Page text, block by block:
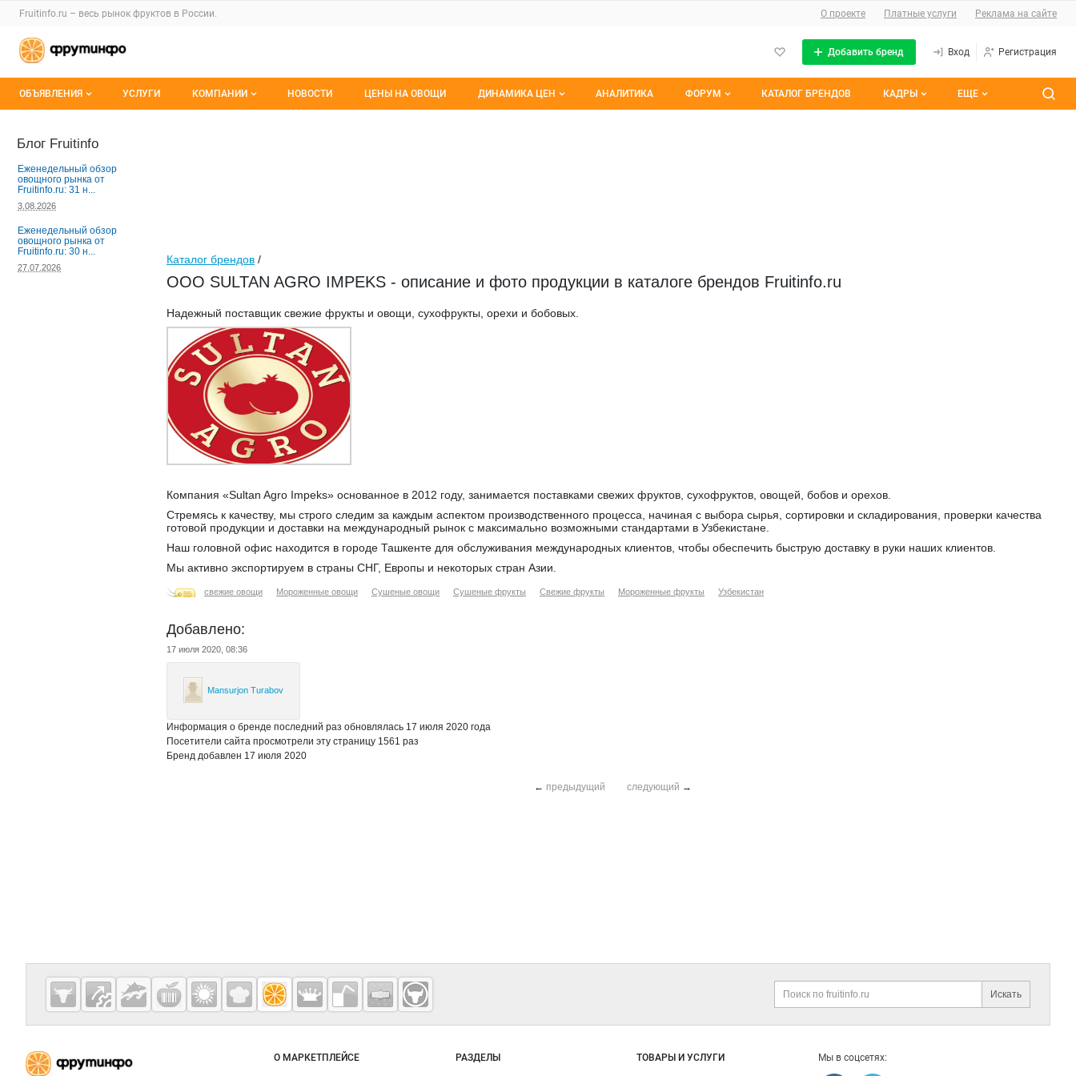
Раздел навигации по сайту fruitinfo.ru
Fruitinfo.ru – весь рынок фруктов в России. О сайте
О проекте Платные услуги Реклама на сайте
Авторизация и меню пользователя
Добавить бренд Вход Регистрация
Навигация по разделам сайта fruitinfo.ru
ОБЪЯВЛЕНИЯ
Мои объявления
УСЛУГИ КОМПАНИИ НОВОСТИ ЦЕНЫ НА ОВОЩИ ДИНАМИКА ЦЕН АНАЛИТИКА ФОРУМ КАТАЛОГ БРЕНДОВ КАДРЫ ЕЩЕ
Каталог брендов /
OOO SULTAN AGRO IMPEKS - описание и фото продукции в каталоге брендов Fruitinfo.ru
Надежный поставщик свежие фрукты и овощи, сухофрукты, орехи и бобовых.
Компания «Sultan Agro Impeks» основанное в 2012 году, занимается поставками свежих фруктов, сухофруктов, овощей, бобов и орехов.
Стремясь к качеству, мы строго следим за каждым аспектом производственного процесса, начиная с выбора сырья, сортировки и складирования, проверки качества
готовой продукции и доставки на международный рынок с максимально возможными стандартами в Узбекистане.
Наш головной офис находится в городе Ташкенте для обслуживания международных клиентов, чтобы обеспечить быструю доставку в руки наших клиентов.
Мы активно экспортируем в страны СНГ, Европы и некоторых стран Азии.
свежие овощи Мороженные овощи Сушеные овощи Сушеные фрукты Свежие фрукты Мороженные фрукты Узбекистан
Добавлено:
17 июля 2020, 08:36
Mansurjon Turabov
Информация о бренде последний раз обновлялась 17 июля 2020 года
Посетители сайта просмотрели эту страницу 1561 раз
Бренд добавлен 17 июля 2020
← предыдущий следующий →
Блог Fruitinfo
Еженедельный обзор
овощного рынка от
Fruitinfo.ru: 31 н...
3.08.2026
Еженедельный обзор
овощного рынка от
Fruitinfo.ru: 30 н...
27.07.2026
Дополнительная информация
Искать
Cсылки на полезные проекты
Fruitinfo.ru
— рынок
фруктов
Важные разделы и контакты Навигация по сайту
О МАРКЕТПЛЕЙСЕ РАЗДЕЛЫ ТОВАРЫ И УСЛУГИ Мы в соцсетях: